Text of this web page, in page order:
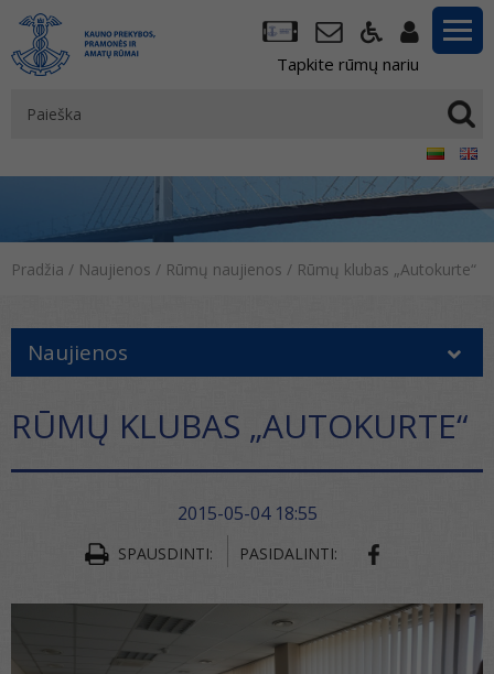
Tapkite rūmų nariu
Pradžia / Naujienos / Rūmų naujienos / Rūmų klubas „Autokurte“
Naujienos
RŪMŲ KLUBAS „AUTOKURTE“
2015-05-04 18:55
SPAUSDINTI: PASIDALINTI: